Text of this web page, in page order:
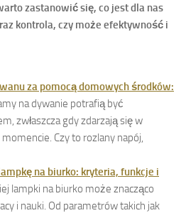
zastanowić się, co jest dla nas
kontrola, czy może efektywność i
za pomocą domowych środków:
na dywanie potrafią być
zwłaszcza gdy zdarzają się w
Czy to rozlany napój,
na biurko: kryteria, funkcje i
lampki na biurko może znacząco
i nauki. Od parametrów takich jak